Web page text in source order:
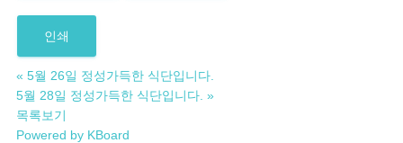
인쇄
« 5월 26일 정성가득한 식단입니다.
5월 28일 정성가득한 식단입니다. »
목록보기
Powered by KBoard